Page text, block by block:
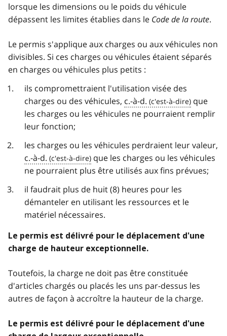
lorsque les dimensions ou le poids du véhicule
dépassent les limites établies dans le Code de la route.
Le permis s'applique aux charges ou aux véhicules non
divisibles. Si ces charges ou véhicules étaient séparés
en charges ou véhicules plus petits :
ils compromettraient l'utilisation visée des
charges ou des véhicules, c.-à-d.
que
les charges ou les véhicules ne pourraient remplir
leur fonction;
les charges ou les véhicules perdraient leur valeur,
c.-à-d.
que les charges ou les véhicules
ne pourraient plus être utilisés aux fins prévues;
il faudrait plus de huit (8) heures pour les
démanteler en utilisant les ressources et le
matériel nécessaires.
Le permis est délivré pour le déplacement d'une
charge de hauteur exceptionnelle.
Toutefois, la charge ne doit pas être constituée
d'articles chargés ou placés les uns par-dessus les
autres de façon à accroître la hauteur de la charge.
Le permis est délivré pour le déplacement d'une